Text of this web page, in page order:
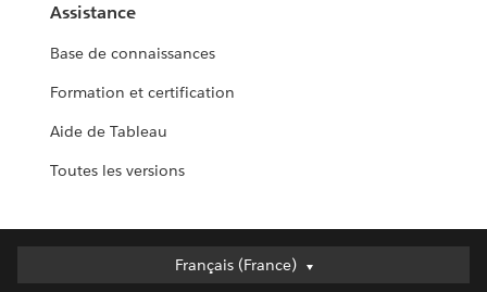
Assistance
Base de connaissances
Formation et certification
Aide de Tableau
Toutes les versions
Français (France)
Français (France)